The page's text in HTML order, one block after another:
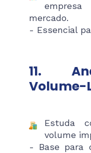
mercado.
- Essencial
11.
Volume-
Estuda
volume
- Base para